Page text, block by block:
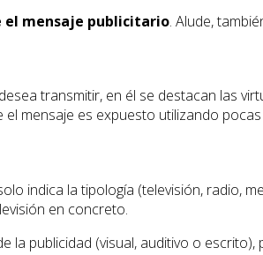
el mensaje publicitario. Alude,
transmitir, en él se destacan las
mensaje es expuesto utilizando
indica la tipología (televisión, radio,
en concreto.
la publicidad (visual, auditivo o